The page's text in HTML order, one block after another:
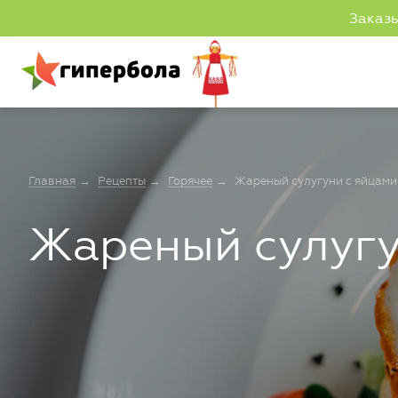
Главная Рецепты Горячее Жареный сулугуни с яйцами
Жареный